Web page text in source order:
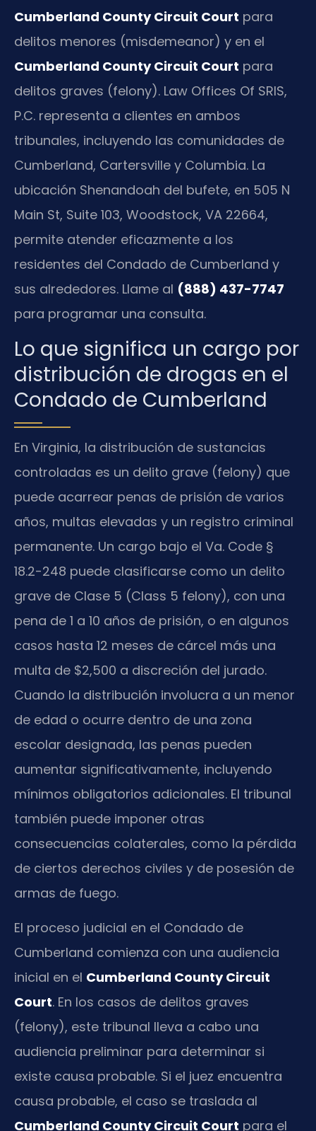
Cumberland County Circuit Court para
delitos menores (misdemeanor) y en el
Cumberland County Circuit Court para
delitos graves (felony). Law Offices Of SRIS,
P.C. representa a clientes en ambos
tribunales, incluyendo las comunidades de
Cumberland, Cartersville y Columbia. La
ubicación Shenandoah del bufete, en 505 N
Main St, Suite 103, Woodstock, VA 22664,
permite atender eficazmente a los
residentes del Condado de Cumberland y
sus alrededores. Llame al (888) 437-7747
para programar una consulta.
Lo que significa un cargo por
distribución de drogas en el
Condado de Cumberland
En Virginia, la distribución de sustancias
controladas es un delito grave (felony) que
puede acarrear penas de prisión de varios
años, multas elevadas y un registro criminal
permanente. Un cargo bajo el Va. Code §
18.2-248 puede clasificarse como un delito
grave de Clase 5 (Class 5 felony), con una
pena de 1 a 10 años de prisión, o en algunos
casos hasta 12 meses de cárcel más una
multa de $2,500 a discreción del jurado.
Cuando la distribución involucra a un menor
de edad o ocurre dentro de una zona
escolar designada, las penas pueden
aumentar significativamente, incluyendo
mínimos obligatorios adicionales. El tribunal
también puede imponer otras
consecuencias colaterales, como la pérdida
de ciertos derechos civiles y de posesión de
armas de fuego.
El proceso judicial en el Condado de
Cumberland comienza con una audiencia
inicial en el Cumberland County Circuit
Court. En los casos de delitos graves
(felony), este tribunal lleva a cabo una
audiencia preliminar para determinar si
existe causa probable. Si el juez encuentra
causa probable, el caso se traslada al
Cumberland County Circuit Court para el